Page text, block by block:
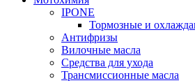
IPONE
Тормозные и
Антифризы
Вилочные масла
Средства для ухода
Трансмиссионные масла